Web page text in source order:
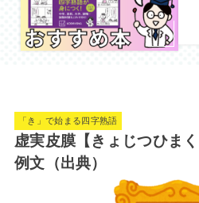
「き」で始まる四字熟語
虚実皮膜【きょじつひま
例文（出典）